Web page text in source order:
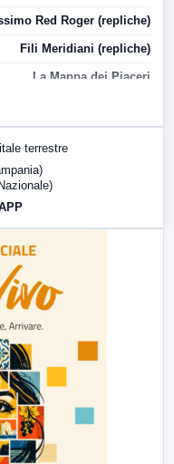
Red Roger (repliche)
Fili Meridiani (repliche)
La Mappa dei Piaceri
terrestre